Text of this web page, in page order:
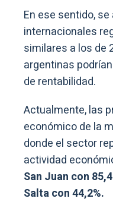
En ese sentido,
internacionales
similares a los de
argentinas
de rentabilidad.
Actualmente, las
económico de la
donde el sector
actividad
San Juan con
Salta con 44,2%.